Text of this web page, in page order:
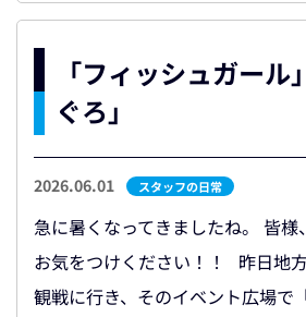
「フィッシュガール
ぐろ」
2026.06.01 スタッフの日常
急に暑くなってきましたね。 皆
お気をつけください！！ 昨日地
観戦に行き、そのイベント広場で